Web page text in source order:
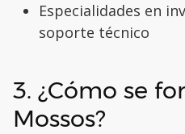
Especialidades en
soporte técnico
3. ¿Cómo se
Mossos?